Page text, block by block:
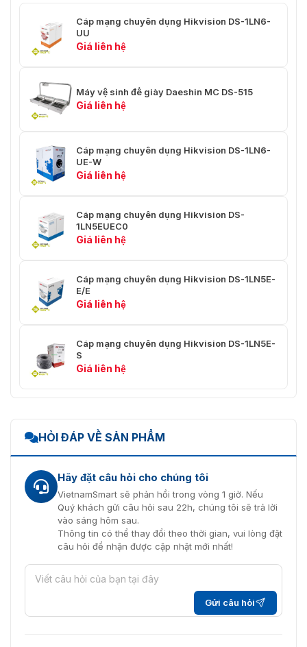
Nhiệt độ môi trường
xung quanh
Cáp mạng chuyên dụng Hikvision DS-1LN6-
UU
Giá liên hệ
Máy vệ sinh đế giày Daeshin MC DS-515
Giá liên hệ
Cáp mạng chuyên dụng Hikvision DS-1LN6-
UE-W
Giá liên hệ
Cáp mạng chuyên dụng Hikvision DS-
1LN5EUEC0
Giá liên hệ
Cáp mạng chuyên dụng Hikvision DS-1LN5E-
E/E
Giá liên hệ
Cáp mạng chuyên dụng Hikvision DS-1LN5E-
S
Giá liên hệ
HỎI ĐÁP VỀ SẢN PHẨM
Hãy đặt câu hỏi cho chúng tôi
VietnamSmart sẽ phản hồi trong vòng 1 giờ. Nếu
Quý khách gửi câu hỏi sau 22h, chúng tôi sẽ trả lời
vào sáng hôm sau.
Thông tin có thể thay đổi theo thời gian, vui lòng đặt
câu hỏi để nhận được cập nhật mới nhất!
Gửi câu hỏi